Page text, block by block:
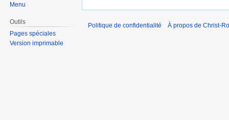
Menu
Outils
Pages spéciales
Version imprimable
Politique de confidentialité À propos de Christ-